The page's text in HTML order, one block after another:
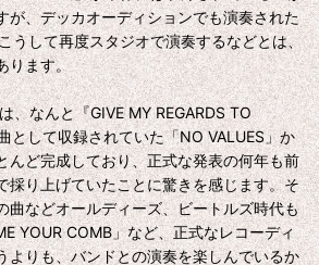
が、デッカオーディションでも演奏された
うして再度スタジオで演奏するなどとは、
ります。
、なんと『GIVE MY REGARDS TO
として収録されていた「NO VALUES」か
んど完成しており、正式な発表の何年も前
採り上げていたことに驚きを感じます。そ
曲などオールディーズ、ビートルズ時代も
YOUR COMB」など、正式なレコーディ
よりも、バンドとの演奏を楽しんでいるか